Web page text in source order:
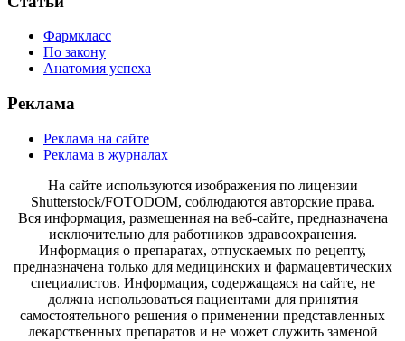
Фармкласс
По закону
Анатомия успеха
Реклама
Реклама на сайте
Реклама в журналах
На сайте используются изображения по лицензии
Shutterstock/FOTODOM, соблюдаются авторские права.
Вся информация, размещенная на веб-сайте, предназначена
исключительно для работников здравоохранения.
Информация о препаратах, отпускаемых по рецепту,
предназначена только для медицинских и фармацевтических
специалистов. Информация, содержащаяся на сайте, не
должна использоваться пациентами для принятия
самостоятельного решения о применении представленных
лекарственных препаратов и не может служить заменой